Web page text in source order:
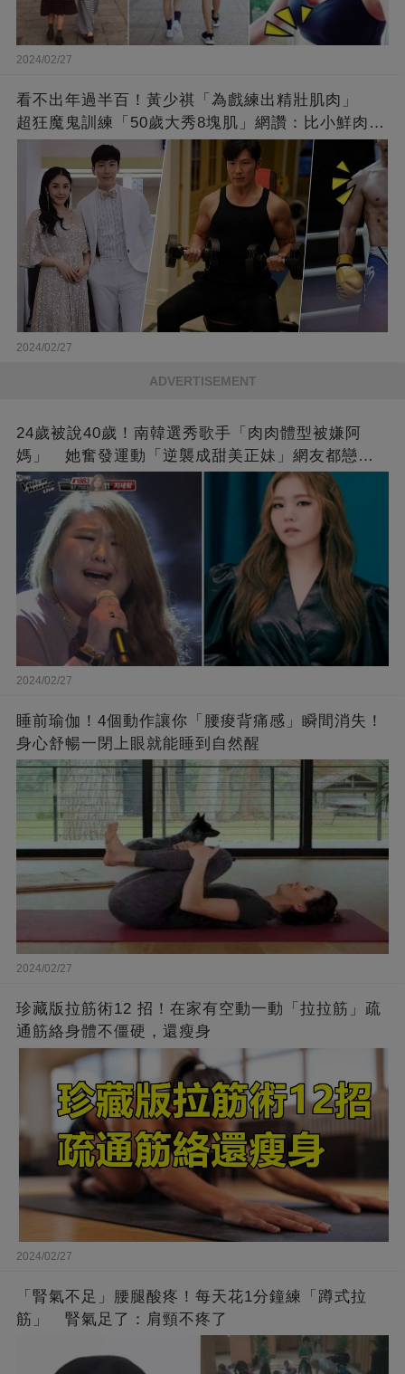
2024/02/27
看不出年過半百！黃少祺「為戲練出精壯肌肉」
超狂魔鬼訓練「50歲大秀8塊肌」網讚：比小鮮肉猛
2024/02/27
ADVERTISEMENT
24歲被說40歲！南韓選秀歌手「肉肉體型被嫌阿
媽」 她奮發運動「逆襲成甜美正妹」網友都戀愛
了❤
2024/02/27
睡前瑜伽！4個動作讓你「腰痠背痛感」瞬間消失！
身心舒暢一閉上眼就能睡到自然醒
2024/02/27
珍藏版拉筋術12 招！在家有空動一動「拉拉筋」疏
通筋絡身體不僵硬，還瘦身
2024/02/27
「腎氣不足」腰腿酸疼！每天花1分鐘練「蹲式拉
筋」 腎氣足了：肩頸不疼了